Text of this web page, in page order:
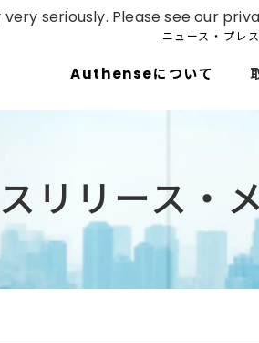
ニュース・プレ
Authenseについて
リリース・
seriously. Please see our